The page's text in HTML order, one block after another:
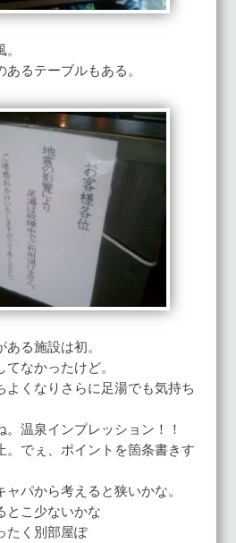
るテーブルもある。
る施設は初。
なかったけど。
よくなりさらに足湯でも気持ち
。温泉インプレッション！！
。でぇ、ポイントを箇条書きす
ャパから考えると狭いかな。
とこ少ないかな
たく別部屋ぽ